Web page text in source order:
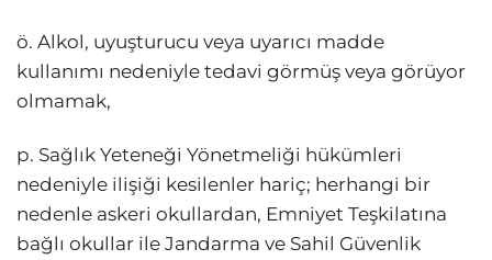
ö. Alkol, uyuşturucu veya uyarıcı madde
kullanımı nedeniyle tedavi görmüş veya görüyor
olmamak,
p. Sağlık Yeteneği Yönetmeliği hükümleri
nedeniyle ilişiği kesilenler hariç; herhangi bir
nedenle askeri okullardan, Emniyet Teşkilatına
bağlı okullar ile Jandarma ve Sahil Güvenlik